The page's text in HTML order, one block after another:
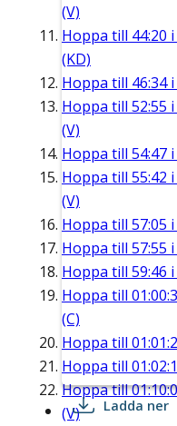
(V)
Hoppa till 44:20
(KD)
Hoppa till 46:34i
Hoppa till 52:55
(V)
Hoppa till 54:47
Hoppa till 55:42
(V)
Hoppa till 57:05
Hoppa till 57:55
Hoppa till 59:46
Hoppa till
(C)
Hoppa till
Hoppa till
Hoppa till
(V)
Ladda ner